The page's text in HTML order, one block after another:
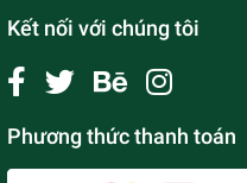
Kết nối với chúng tôi
Phương thức thanh toán